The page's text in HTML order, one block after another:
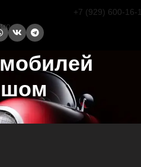
+7 (929) 600-16-